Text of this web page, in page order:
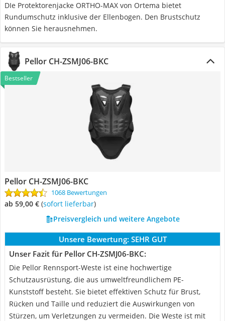
DIe Protektorenjacke ORTHO-MAX von Ortema bietet
Rundumschutz inklusive der Ellenbogen. Den Brustschutz
können Sie herausnehmen.
Pellor CH-ZSMJ06-BKC
Bestseller
Pellor CH-ZSMJ06-BKC
1068 Bewertungen
ab 59,00 € ( Sofort lieferbar)
Preisvergleich und weitere Angebote
Unsere Bewertung: SEHR GUT
Unser Fazit für Pellor CH-ZSMJ06-BKC:
Die Pellor Rennsport-Weste ist eine hochwertige
Schutzausrüstung, die aus umweltfreundlichem PE-
Kunststoff besteht. Sie bietet effektiven Schutz für Brust,
Rücken und Taille und reduziert die Auswirkungen von
Stürzen, um Verletzungen zu vermeiden. Die Weste ist mit